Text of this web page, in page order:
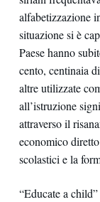
alfabetizzazione
situazione si è
Paese hanno
cento, centinaia
altre utilizzate
all’istruzione
attraverso il
economico
scolastici e la
“Educate a